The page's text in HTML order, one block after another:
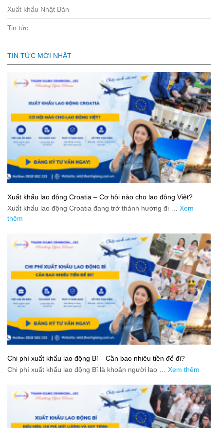
Xuất khẩu Nhật Bản
Tin tức
TIN TỨC MỚI NHẤT
Xuất khẩu lao động Croatia – Cơ hội nào cho lao động Việt?
Xuất khẩu lao động Croatia đang trở thành hướng đi … Xem
thêm
Chi phí xuất khẩu lao động Bỉ – Cần bao nhiêu tiền để đi?
Chi phí xuất khẩu lao động Bỉ là khoản người lao … Xem thêm